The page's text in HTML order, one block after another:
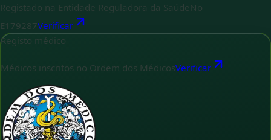
Registado na Entidade Reguladora da Saúde No
E179287Verificar
Registo médico
Médicos inscritos no Ordem dos MédicosVerificar